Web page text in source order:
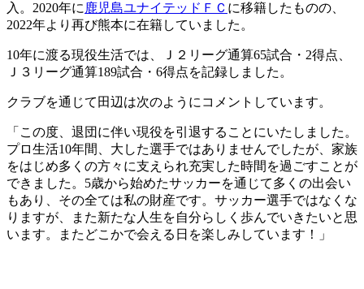
入。2020年に 鹿児島ユナイテッドＦＣ に移籍したものの、
2022年より再び熊本に在籍していました。
10年に渡る現役生活では、Ｊ２リーグ通算65試合・2得点、
Ｊ３リーグ通算189試合・6得点を記録しました。
クラブを通じて田辺は次のようにコメントしています。
「この度、退団に伴い現役を引退することにいたしました。
プロ生活10年間、大した選手ではありませんでしたが、家族
をはじめ多くの方々に支えられ充実した時間を過ごすことが
できました。5歳から始めたサッカーを通じて多くの出会い
もあり、その全ては私の財産です。サッカー選手ではなくな
りますが、また新たな人生を自分らしく歩んでいきたいと思
います。またどこかで会える日を楽しみしています！」